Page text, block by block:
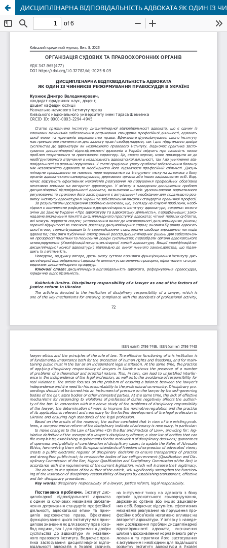
ДИСЦИПЛІНАРНА ВІДПОВІДАЛЬНІСТЬ АДВОКАТА ЯК ОДИН ІЗ